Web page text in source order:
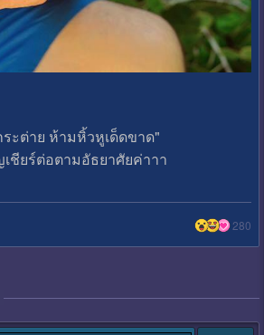
ะต่าย ห้ามหิ้วหูเด็ดขาด"
ชียร์ต่อตามอัธยาศัยค่าาา
280